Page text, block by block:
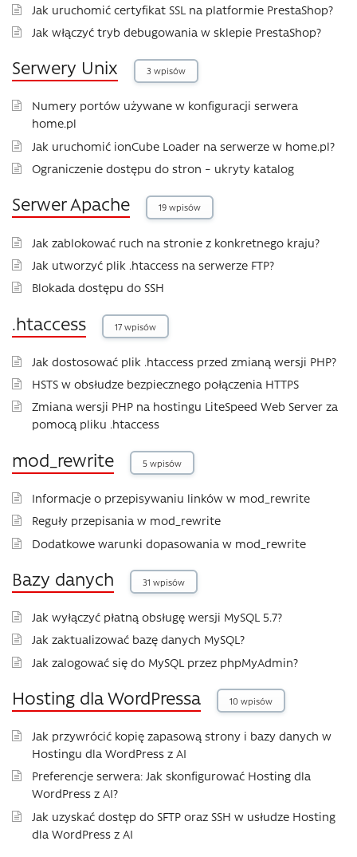
Jak uruchomić certyfikat SSL na platformie PrestaShop?
Jak włączyć tryb debugowania w sklepie PrestaShop?
Serwery Unix 3 wpisów
Numery portów używane w konfiguracji serwera
home.pl
Jak uruchomić ionCube Loader na serwerze w home.pl?
Ograniczenie dostępu do stron – ukryty katalog
Serwer Apache 19 wpisów
Jak zablokować ruch na stronie z konkretnego kraju?
Jak utworzyć plik .htaccess na serwerze FTP?
Blokada dostępu do SSH
.htaccess 17 wpisów
Jak dostosować plik .htaccess przed zmianą wersji PHP?
HSTS w obsłudze bezpiecznego połączenia HTTPS
Zmiana wersji PHP na hostingu LiteSpeed ​​Web Server za
pomocą pliku .htaccess
mod_rewrite 5 wpisów
Informacje o przepisywaniu linków w mod_rewrite
Reguły przepisania w mod_rewrite
Dodatkowe warunki dopasowania w mod_rewrite
Bazy danych 31 wpisów
Jak wyłączyć płatną obsługę wersji MySQL 5.7?
Jak zaktualizować bazę danych MySQL?
Jak zalogować się do MySQL przez phpMyAdmin?
Hosting dla WordPressa 10 wpisów
Jak przywrócić kopię zapasową strony i bazy danych w
Hostingu dla WordPress z AI
Preferencje serwera: Jak skonfigurować Hosting dla
WordPress z AI?
Jak uzyskać dostęp do SFTP oraz SSH w usłudze Hosting
dla WordPress z AI